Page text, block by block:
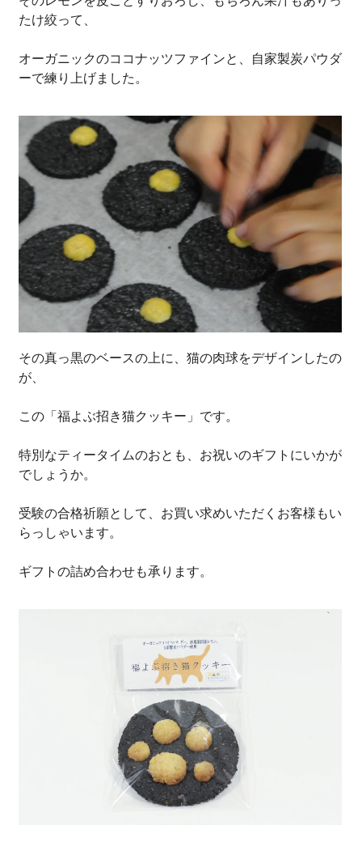
たけ絞って、
オーガニックのココナッツファインと、自家製炭パウダ
ーで練り上げました。
その真っ黒のベースの上に、猫の肉球をデザインしたの
が、
この「福よぶ招き猫クッキー」です。
特別なティータイムのおとも、お祝いのギフトにいかが
でしょうか。
受験の合格祈願として、お買い求めいただくお客様もい
らっしゃいます。
ギフトの詰め合わせも承ります。